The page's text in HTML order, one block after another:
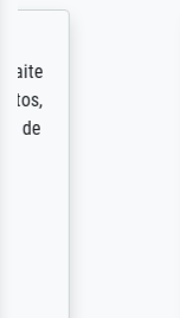
ik
Door de
scrollen
stoppen
Als er
werken
maakt
Waarom